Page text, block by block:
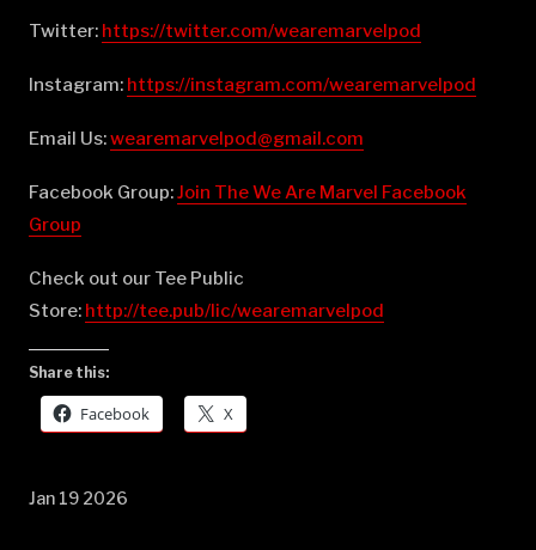
Twitter: ⁠⁠⁠⁠⁠⁠⁠⁠⁠⁠⁠⁠⁠⁠⁠⁠⁠⁠⁠⁠⁠⁠⁠⁠⁠⁠⁠⁠⁠⁠⁠⁠⁠⁠⁠⁠⁠⁠⁠⁠⁠⁠⁠⁠⁠⁠⁠⁠⁠⁠⁠⁠⁠⁠⁠⁠⁠⁠⁠⁠⁠https://twitter.com/wearemarvelpod⁠⁠⁠⁠⁠⁠⁠⁠⁠⁠⁠⁠⁠⁠⁠⁠⁠⁠⁠⁠⁠⁠⁠⁠⁠⁠⁠⁠⁠⁠⁠⁠⁠⁠⁠⁠⁠⁠⁠⁠⁠⁠⁠⁠⁠⁠⁠⁠⁠⁠⁠⁠⁠⁠⁠⁠⁠⁠⁠⁠⁠
Instagram: ⁠⁠⁠⁠⁠⁠⁠⁠⁠⁠⁠⁠⁠⁠⁠⁠⁠⁠⁠⁠⁠⁠⁠⁠⁠⁠⁠⁠⁠⁠⁠⁠⁠⁠⁠⁠⁠⁠⁠⁠⁠⁠⁠⁠⁠⁠⁠⁠⁠⁠⁠⁠⁠⁠⁠⁠⁠⁠⁠⁠⁠https://instagram.com/wearemarvelpod⁠⁠⁠⁠⁠⁠⁠⁠⁠⁠⁠⁠⁠⁠⁠⁠⁠⁠⁠⁠⁠⁠⁠⁠⁠⁠⁠⁠⁠⁠⁠⁠⁠⁠⁠⁠⁠⁠⁠⁠⁠⁠⁠⁠⁠⁠⁠⁠⁠⁠⁠⁠⁠⁠⁠⁠⁠⁠⁠⁠⁠
Email Us:⁠⁠⁠⁠⁠⁠⁠⁠⁠⁠⁠⁠⁠⁠⁠⁠⁠⁠⁠⁠⁠⁠⁠⁠⁠⁠⁠⁠⁠⁠⁠⁠⁠⁠⁠⁠⁠⁠⁠⁠⁠⁠⁠⁠⁠⁠⁠⁠⁠⁠⁠⁠⁠⁠⁠⁠⁠⁠⁠⁠⁠wearemarvelpod@gmail.com⁠⁠⁠⁠⁠⁠⁠⁠⁠⁠⁠⁠⁠⁠⁠⁠⁠⁠⁠⁠⁠⁠⁠⁠⁠⁠⁠⁠⁠⁠⁠⁠⁠⁠⁠⁠⁠⁠⁠⁠⁠⁠⁠⁠⁠⁠⁠⁠⁠⁠⁠⁠⁠⁠⁠⁠⁠⁠⁠⁠⁠
Facebook Group:⁠⁠⁠⁠⁠⁠⁠⁠⁠⁠⁠⁠⁠⁠⁠⁠⁠⁠⁠⁠⁠⁠⁠⁠⁠⁠⁠⁠⁠⁠⁠⁠⁠⁠⁠⁠⁠⁠⁠⁠⁠⁠⁠⁠⁠⁠⁠⁠⁠⁠⁠⁠⁠⁠⁠⁠⁠⁠⁠⁠⁠Join The We Are Marvel Facebook
Group⁠⁠⁠⁠⁠⁠⁠⁠⁠⁠⁠⁠⁠⁠⁠⁠⁠⁠⁠⁠⁠⁠⁠⁠⁠⁠⁠⁠⁠⁠⁠⁠⁠⁠⁠⁠⁠⁠⁠⁠⁠⁠⁠⁠⁠⁠⁠⁠⁠⁠⁠⁠⁠⁠⁠⁠⁠⁠⁠⁠⁠
Check out our Tee Public
Store: ⁠⁠⁠⁠⁠⁠⁠⁠⁠⁠⁠⁠⁠⁠⁠⁠⁠⁠⁠⁠⁠⁠⁠⁠⁠⁠⁠⁠⁠⁠⁠⁠⁠⁠⁠⁠⁠⁠⁠⁠⁠⁠⁠⁠⁠⁠⁠⁠⁠⁠⁠⁠⁠⁠⁠⁠⁠⁠⁠⁠⁠http://tee.pub/lic/wearemarvelpod⁠
Share this:
Facebook X
Jan 19 2026